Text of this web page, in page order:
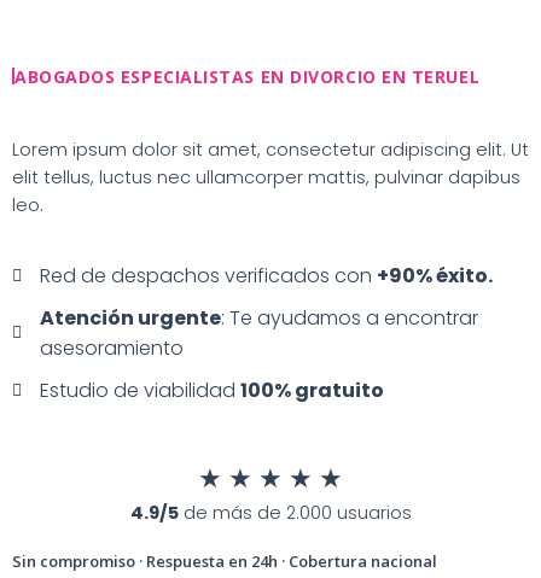
contenido
ABOGADOS ESPECIALISTAS EN DIVORCIO EN TERUEL
Lorem ipsum dolor sit amet, consectetur adipiscing elit. Ut
elit tellus, luctus nec ullamcorper mattis, pulvinar dapibus
leo.
Red de despachos verificados con +90% éxito.
Atención urgente: Te ayudamos a encontrar
asesoramiento
Estudio de viabilidad 100% gratuito
★ ★ ★ ★ ★
4.9/5de más de 2.000 usuarios
Sin compromiso · Respuesta en 24h · Cobertura nacional